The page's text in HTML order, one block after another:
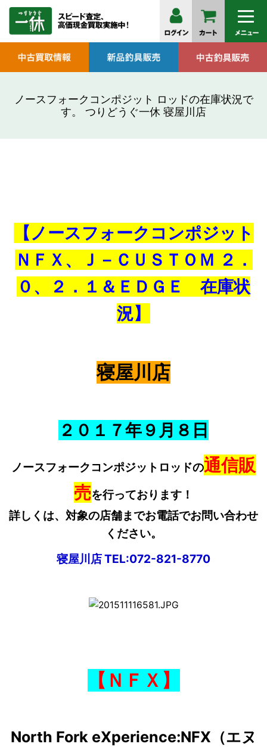
ノースフォークコンポジット ロッドの在庫状況で
す。 つりどうぐ一休 寝屋川店
【ノースフォークコンポジット
ＮＦＸ、Ｊ－ＣＵＳＴＯＭ ２．
０、２．１＆ＥＤＧＥ 在庫状
況】
寝屋川店
２０１７年９ 月８ 日
ノースフォークコンポジットロッドの通信販
売を行っております！
詳しくは、対象の店舗までお電話でお問い合わせ
ください。
寝屋川店 TEL:072-821-8770
【ＮＦＸ】
North Fork eXperience:NFX（エヌ